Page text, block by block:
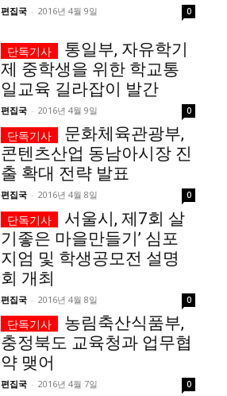
편집국 - 2016년 4월 9일 0
통일부, 자유학기
제 중학생을 위한 학교통
일교육 길라잡이 발간
편집국 - 2016년 4월 9일 0
문화체육관광부,
콘텐츠산업 동남아시장 진
출 확대 전략 발표
편집국 - 2016년 4월 8일 0
서울시, 제7회 살
기좋은 마을만들기’ 심포
지엄 및 학생공모전 설명
회 개최
편집국 - 2016년 4월 8일 0
농림축산식품부,
충정북도 교육청과 업무협
약 맺어
편집국 - 2016년 4월 7일 0